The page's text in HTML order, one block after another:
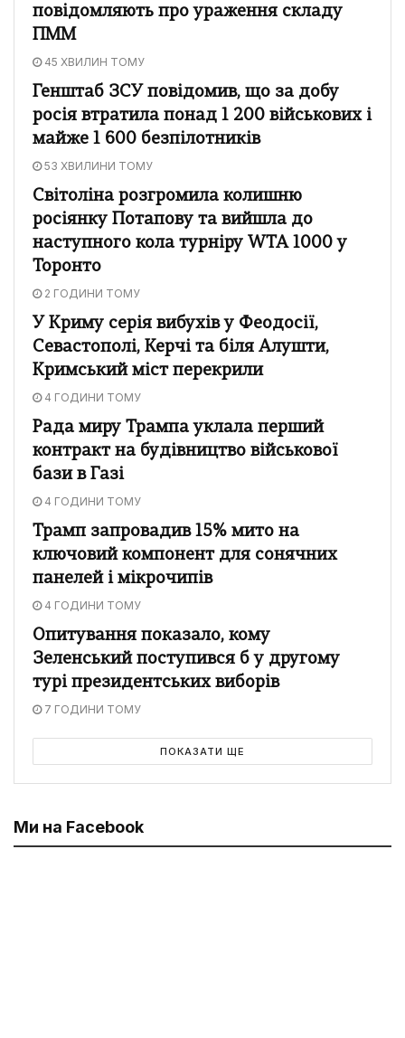
повідомляють про ураження складу
ПММ
45 ХВИЛИН ТОМУ
Генштаб ЗСУ повідомив, що за добу
росія втратила понад 1 200 військових і
майже 1 600 безпілотників
53 ХВИЛИНИ ТОМУ
Світоліна розгромила колишню
росіянку Потапову та вийшла до
наступного кола турніру WTA 1000 у
Торонто
2 ГОДИНИ ТОМУ
У Криму серія вибухів у Феодосії,
Севастополі, Керчі та біля Алушти,
Кримський міст перекрили
4 ГОДИНИ ТОМУ
Рада миру Трампа уклала перший
контракт на будівництво військової
бази в Газі
4 ГОДИНИ ТОМУ
Трамп запровадив 15% мито на
ключовий компонент для сонячних
панелей і мікрочипів
4 ГОДИНИ ТОМУ
Опитування показало, кому
Зеленський поступився б у другому
турі президентських виборів
7 ГОДИНИ ТОМУ
ПОКАЗАТИ ЩЕ
Ми на Facebook